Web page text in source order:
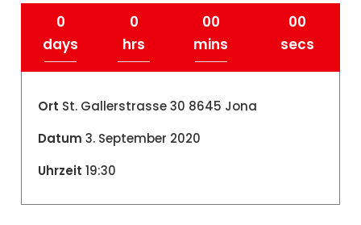
0
days
0
hrs
00
mins
00
secs
Ort St. Gallerstrasse 30 8645 Jona
Datum 3. September 2020
Uhrzeit19:30